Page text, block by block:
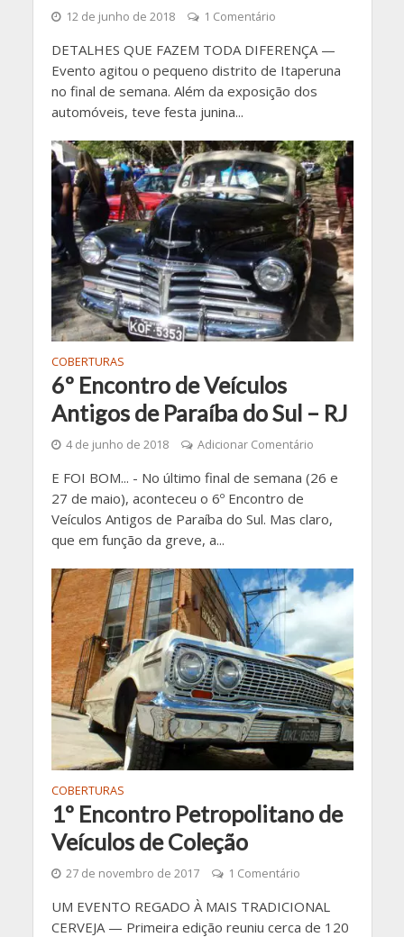
12 de junho de 2018 1 Comentário
DETALHES QUE FAZEM TODA DIFERENÇA —
Evento agitou o pequeno distrito de Itaperuna
no final de semana. Além da exposição dos
automóveis, teve festa junina...
COBERTURAS
6º Encontro de Veículos
Antigos de Paraíba do Sul – RJ
4 de junho de 2018 Adicionar Comentário
E FOI BOM... - No último final de semana (26 e
27 de maio), aconteceu o 6º Encontro de
Veículos Antigos de Paraíba do Sul. Mas claro,
que em função da greve, a...
COBERTURAS
1º Encontro Petropolitano de
Veículos de Coleção
27 de novembro de 2017 1 Comentário
UM EVENTO REGADO À MAIS TRADICIONAL
CERVEJA — Primeira edição reuniu cerca de 120